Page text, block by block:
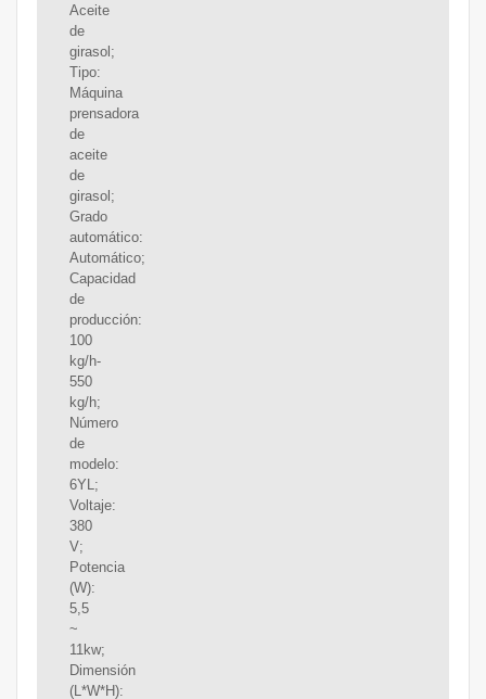
Aceite
de
girasol;
Tipo:
Máquina
prensadora
de
aceite
de
girasol;
Grado
automático:
Automático;
Capacidad
de
producción:
100
kg/h-
550
kg/h;
Número
de
modelo:
6YL;
Voltaje:
380
V;
Potencia
(W):
5,5
~
11kw;
Dimensión
(L*W*H):